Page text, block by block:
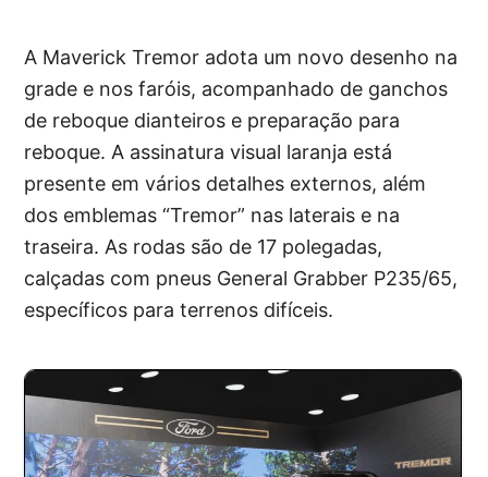
A Maverick Tremor adota um novo desenho na
grade e nos faróis, acompanhado de ganchos
de reboque dianteiros e preparação para
reboque. A assinatura visual laranja está
presente em vários detalhes externos, além
dos emblemas “Tremor” nas laterais e na
traseira. As rodas são de 17 polegadas,
calçadas com pneus General Grabber P235/65,
específicos para terrenos difíceis.